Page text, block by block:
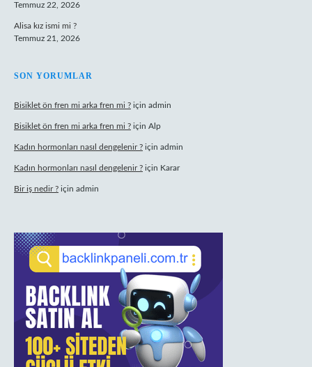
Temmuz 22, 2026
Alisa kız ismi mi ?
Temmuz 21, 2026
SON YORUMLAR
Bisiklet ön fren mi arka fren mi ? için admin
Bisiklet ön fren mi arka fren mi ? için Alp
Kadın hormonları nasıl dengelenir ? için admin
Kadın hormonları nasıl dengelenir ? için Karar
Bir iş nedir ? için admin